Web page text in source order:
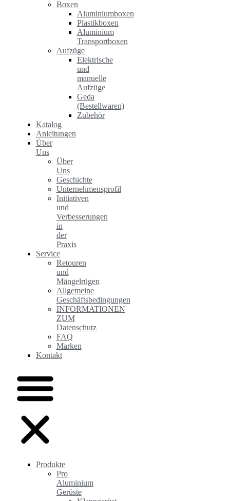
Boxen
Aluminiumboxen
Plastikboxen
Aluminium
Transportboxen
Aufzüge
Elektrische
und
manuelle
Aufzüge
Geda
(Bestellwaren)
Zubehör
Katalog
Anleitungen
Über
Uns
Über
Uns
Geschichte
Unternehmensprofil
Initiativen
und
Verbesserungen
in
der
Praxis
Service
Retouren
und
Mängelrügen
Allgemeine
Geschäftsbedingungen
INFORMATIONEN
ZUM
Datenschutz
FAQ
Marken
Kontakt
Produkte
Pro
Aluminium
Gerüste